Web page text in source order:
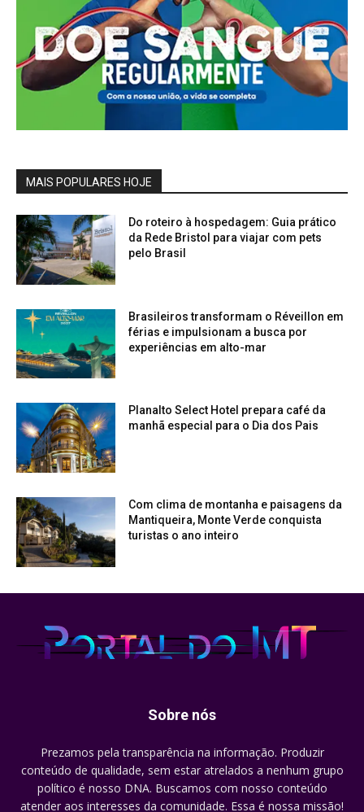
MAIS POPULARES HOJE
Do roteiro à hospedagem: Guia prático
da Rede Bristol para viajar com pets
pelo Brasil
Brasileiros transformam o Réveillon em
férias e impulsionam a busca por
experiências em alto-mar
Planalto Select Hotel prepara café da
manhã especial para o Dia dos Pais
Com clima de montanha e paisagens da
Mantiqueira, Monte Verde conquista
turistas o ano inteiro
Sobre nós
Prezamos pela transparência na informação. Produzir
conteúdo de qualidade, sem estar atrelados a nenhum grupo
político é nosso DNA. Buscamos com nosso conteúdo
atender aos interesses da comunidade. Essa é nossa missão!